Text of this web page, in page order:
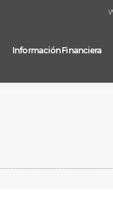
Información Financiera